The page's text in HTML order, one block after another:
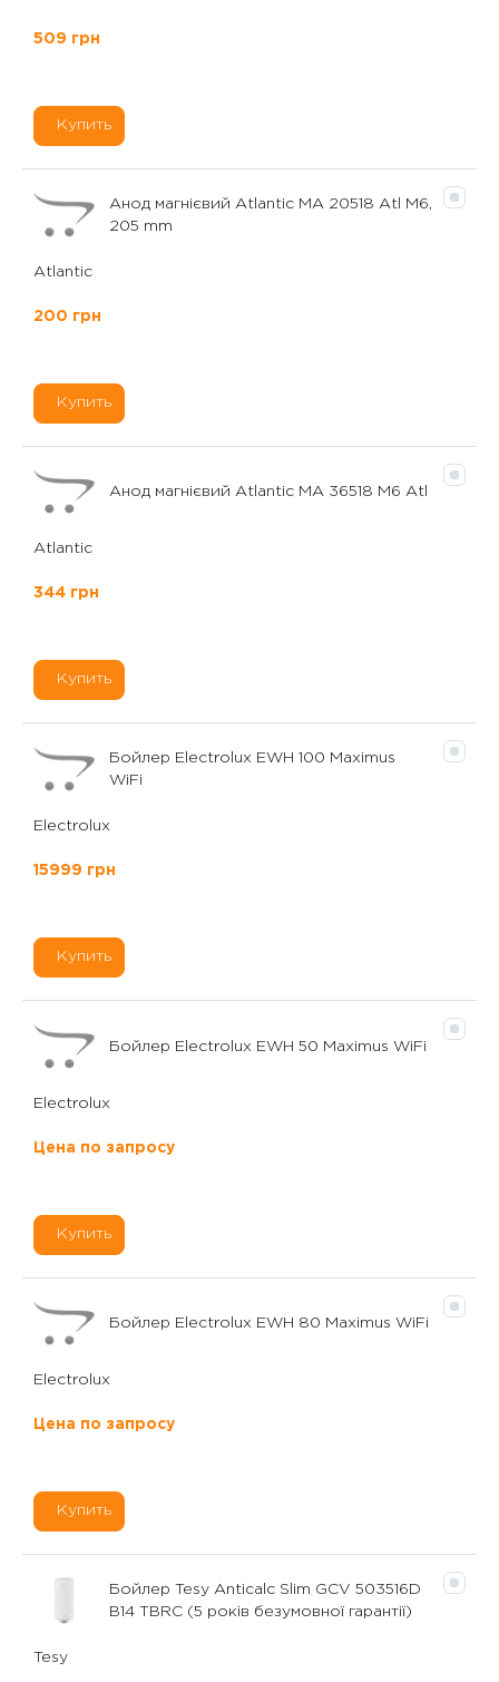
509 грн
Купить
Анод магнієвий Atlantic MA 20518 Atl M6,
205 mm
Atlantic
200 грн
Купить
Анод магнієвий Atlantic MA 36518 M6 Atl
Atlantic
344 грн
Купить
Бойлер Electrolux EWH 100 Maximus
WiFi
Electrolux
15999 грн
Купить
Бойлер Electrolux EWH 50 Maximus WiFi
Electrolux
Цена по запросу
Купить
Бойлер Electrolux EWH 80 Maximus WiFi
Electrolux
Цена по запросу
Купить
Бойлер Tesy Anticalc Slim GCV 503516D
B14 TBRC (5 років безумовної гарантії)
Tesy